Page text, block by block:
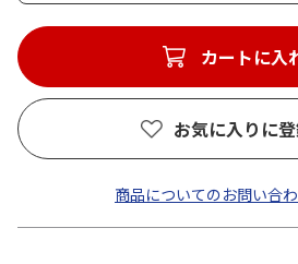
カートに入
お気に入りに
商品についてのお問い合